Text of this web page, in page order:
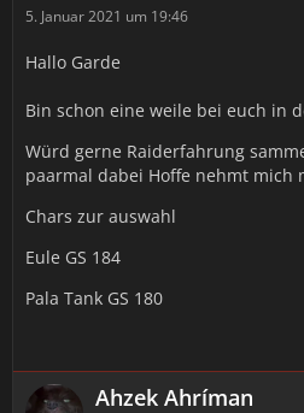
5. Januar 2021 um 19:46
Hallo Garde
Bin schon eine weile bei euch in
Würd gerne Raiderfahrung
paarmal dabei Hoffe nehmt mich
Chars zur auswahl
Eule GS 184
Pala Tank GS 180
Ahzek Ahríman